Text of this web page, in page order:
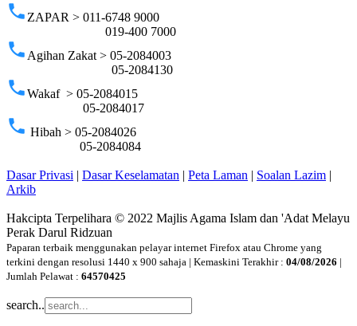
phone ZAPAR > 011-6748 9000
019-400 7000
phone Agihan Zakat > 05-2084003
05-2084130
phoneWakaf > 05-2084015
05-2084017
phone Hibah > 05-2084026
05-2084084
Dasar Privasi | Dasar Keselamatan | Peta Laman | Soalan Lazim |
Arkib
Hakcipta Terpelihara © 2022 Majlis Agama Islam dan 'Adat Melayu
Perak Darul Ridzuan
Paparan terbaik menggunakan pelayar internet Firefox atau Chrome yang
terkini dengan resolusi 1440 x 900 sahaja | Kemaskini Terakhir : 04/08/2026 |
Jumlah Pelawat : 64570425
search..